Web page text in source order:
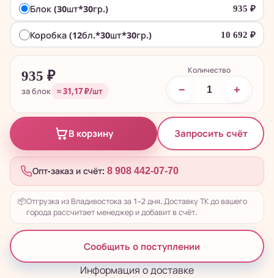
Блок (30шт*30гр.) 935 ₽
Коробка (12бл.*30шт*30гр.) 10 692 ₽
935 ₽
за блок ≈ 31,17 ₽/шт
Количество
− +
В корзину Запросить счёт
Опт-заказ и счёт: 8 908 442-07-70
📦Отгрузка из Владивостока за 1–2 дня. Доставку ТК до вашего
города рассчитает менеджер и добавит в счёт.
Сообщить о поступлении
Информация о доставке